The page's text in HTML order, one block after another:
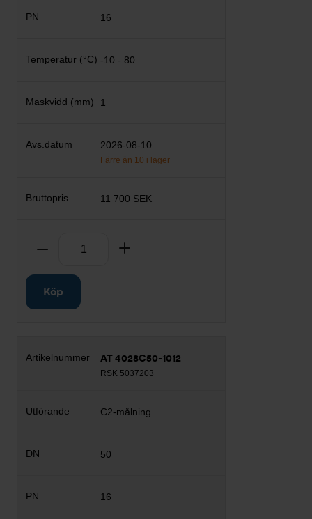
16
-10 - 80
1
2026-08-10
Färre än 10 i lager
11 700 SEK
Ta bort
Köp
AT 4028C50-1012
RSK 5037203
C2-målning
50
16